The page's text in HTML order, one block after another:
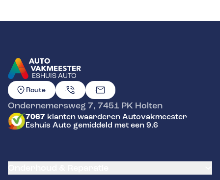
ESHUIS AUTO
GA NAAR DE HOMEPAGINA
Route
Ondernemersweg 7, 7451 PK Holten
7067 klanten waarderen Autovakmeester
Eshuis Auto gemiddeld met een 9.6